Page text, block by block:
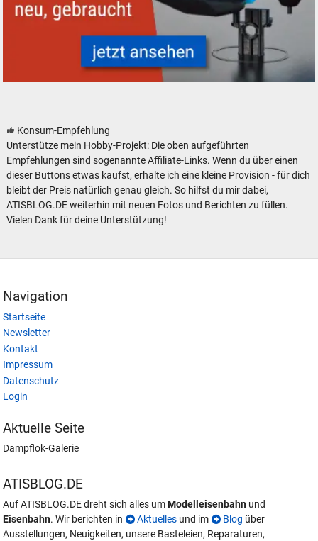
Konsum-Empfehlung
Unterstütze mein Hobby-Projekt: Die oben aufgeführten
Empfehlungen sind sogenannte Affiliate-Links. Wenn du über einen
dieser Buttons etwas kaufst, erhalte ich eine kleine Provision - für dich
bleibt der Preis natürlich genau gleich. So hilfst du mir dabei,
ATISBLOG.DE weiterhin mit neuen Fotos und Berichten zu füllen.
Vielen Dank für deine Unterstützung!
Navigation
Startseite
Newsletter
Kontakt
Impressum
Datenschutz
Login
Aktuelle Seite
Dampflok-Galerie
ATISBLOG.DE
Auf ATISBLOG.DE dreht sich alles umModelleisenbahn und
Eisenbahn. Wir berichten in Aktuelles und im Blog über
Ausstellungen, Neuigkeiten, unsere Basteleien, Reparaturen,